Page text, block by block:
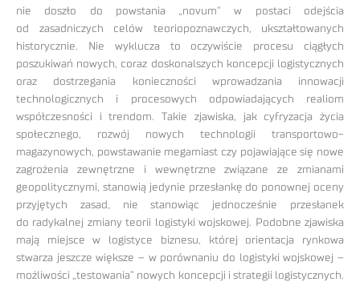
nie doszło do powstania „novum” w postaci odejścia
od zasadniczych celów teoriopoznawczych, ukształtowanych
historycznie. Nie wyklucza to oczywiście procesu ciągłych
poszukiwań nowych, coraz doskonalszych koncepcji logistycznych
oraz dostrzegania konieczności wprowadzania innowacji
technologicznych i procesowych odpowiadających realiom
współczesności i trendom. Takie zjawiska, jak cyfryzacja życia
społecznego, rozwój nowych technologii transportowo-
magazynowych, powstawanie megamiast czy pojawiające się nowe
zagrożenia zewnętrzne i wewnętrzne związane ze zmianami
geopolitycznymi, stanowią jedynie przesłankę do ponownej oceny
przyjętych zasad, nie stanowiąc jednocześnie przesłanek
do radykalnej zmiany teorii logistyki wojskowej. Podobne zjawiska
mają miejsce w logistyce biznesu, której orientacja rynkowa
stwarza jeszcze większe – w porównaniu do logistyki wojskowej –
możliwości „testowania” nowych koncepcji i strategii logistycznych.